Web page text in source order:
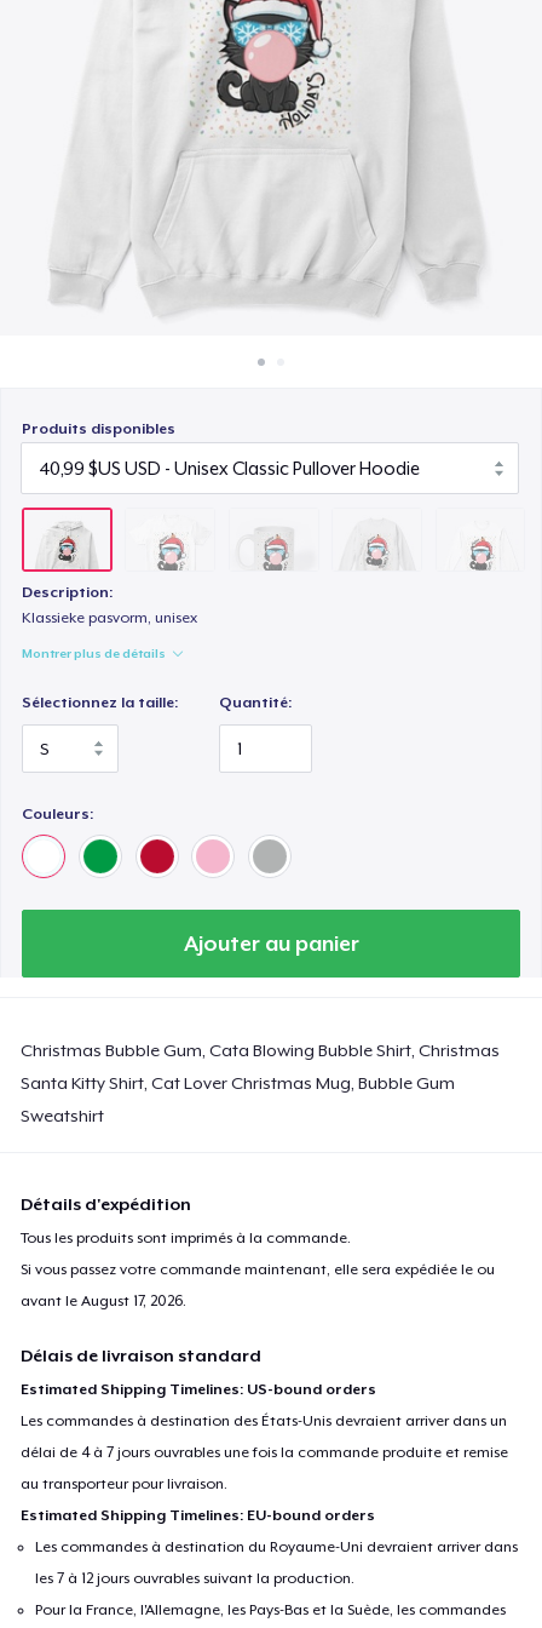
Vendez partout
Vendre n'importe quoi
Produits disponibles
Description:
Klassieke pasvorm, unisex
Montrer plus de détails
Sélectionnez la taille: Quantité:
Couleurs:
Ajouter au panier
Christmas Bubble Gum, Cata Blowing Bubble Shirt, Christmas
Santa Kitty Shirt, Cat Lover Christmas Mug, Bubble Gum
Sweatshirt
Détails d'expédition
Tous les produits sont imprimés à la commande.
Si vous passez votre commande maintenant, elle sera expédiée le ou
avant leAugust 17, 2026.
Délais de livraison standard
Estimated Shipping Timelines: US-bound orders
Les commandes à destination des États-Unis devraient arriver dans un
délai de 4 à 7 jours ouvrables une fois la commande produite et remise
au transporteur pour livraison.
Estimated Shipping Timelines: EU-bound orders
Les commandes à destination du Royaume-Uni devraient arriver dans
les 7 à 12 jours ouvrables suivant la production.
Pour la France, l'Allemagne, les Pays-Bas et la Suède, les commandes
15,99 $US
Unisex Classic Crewneck Sweatshirt
32,99 $US
Classic Long Sleeve Tee
30,99 $US